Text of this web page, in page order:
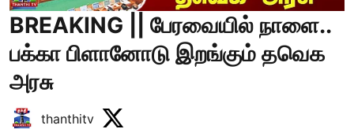
BREAKING || பேரவையில் நாளை..
பக்கா பிளானோடு இறங்கும் தவெக
அரசு
thanthitv